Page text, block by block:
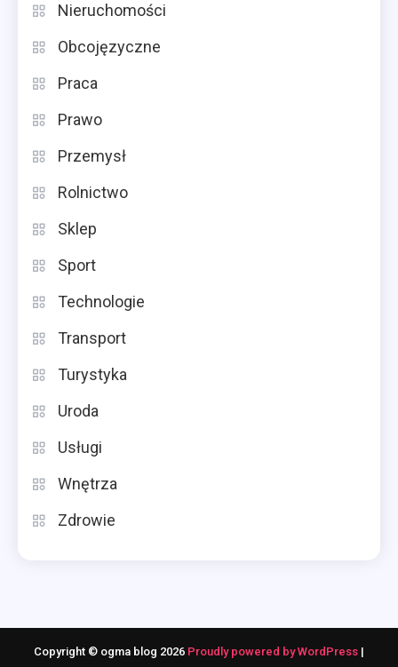
Nieruchomości
Obcojęzyczne
Praca
Prawo
Przemysł
Rolnictwo
Sklep
Sport
Technologie
Transport
Turystyka
Uroda
Usługi
Wnętrza
Zdrowie
Copyright © ogma blog 2026 Proudly powered by WordPress |